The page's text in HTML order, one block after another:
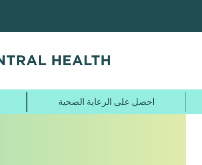
المحتوى
احصل على الرعاية الصحية